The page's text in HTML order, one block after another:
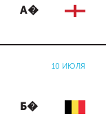
А�
10 ИЮЛЯ
Б�